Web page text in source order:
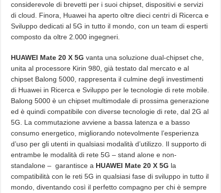
considerevole di brevetti per i suoi chipset, dispositivi e servizi
di cloud. Finora, Huawei ha aperto oltre dieci centri di Ricerca e
Sviluppo dedicati al 5G in tutto il mondo, con un team di esperti
composto da oltre 2.000 ingegneri.
HUAWEI Mate 20 X 5G vanta una soluzione dual-chipset che,
unita al processore Kirin 980, già testato dal mercato e al
chipset Balong 5000, rappresenta il culmine degli investimenti
di Huawei in Ricerca e Sviluppo per le tecnologie di rete mobile.
Balong 5000 è un chipset multimodale di prossima generazione
ed è quindi compatibile con diverse tecnologie di rete, dal 2G al
5G. La commutazione avviene a bassa latenza e a basso
consumo energetico, migliorando notevolmente l’esperienza
d’uso per gli utenti in qualsiasi modalità d’utilizzo. Il supporto di
entrambe le modalità di rete 5G – stand alone e non-
standalone – garantisce a HUAWEI Mate 20 X 5G la
compatibilità con le reti 5G in qualsiasi fase di sviluppo in tutto il
mondo, diventando così il perfetto compagno per chi è sempre